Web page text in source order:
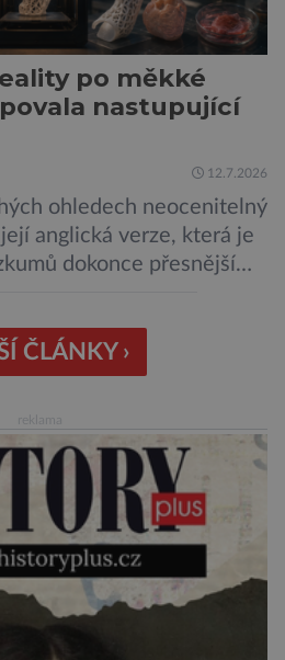
po měkké
nastupující
12.7.2026
ohledech neocenitelný
anglická verze, která je
dokonce přesnější
které umělá inteligence
v dohledné
výzkumníci, kteří pomocí
ČLÁNKY ›